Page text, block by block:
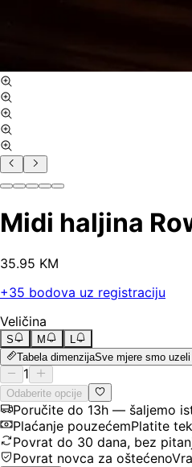
Midi haljina
35.95 KM
+35 bodova uz registraciju
Veličina
S M
L
Tabela dimenzijaSve mjere smo
1
Odaberite opcije
Poručite do 13h — šaljemo
Plaćanje pouzećemPlatite
Povrat do 30 dana, bez
Povrat novca za oštećeno